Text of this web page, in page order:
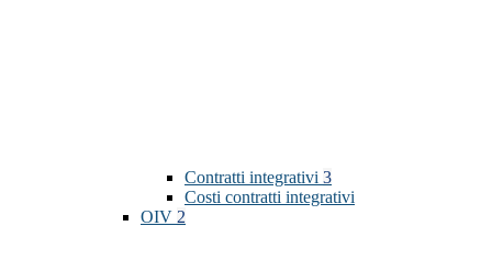
Contratti integrativi 3
Costi contratti integrativi
OIV 2